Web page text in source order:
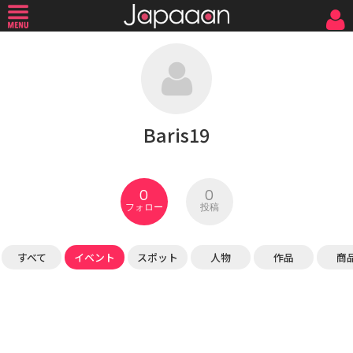
Baris19
0
フォロー
0
投稿
すべて イベント スポット 人物 作品 商